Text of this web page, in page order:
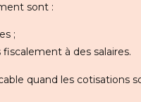
sont :
;
à des salaires.
quand les cotisations